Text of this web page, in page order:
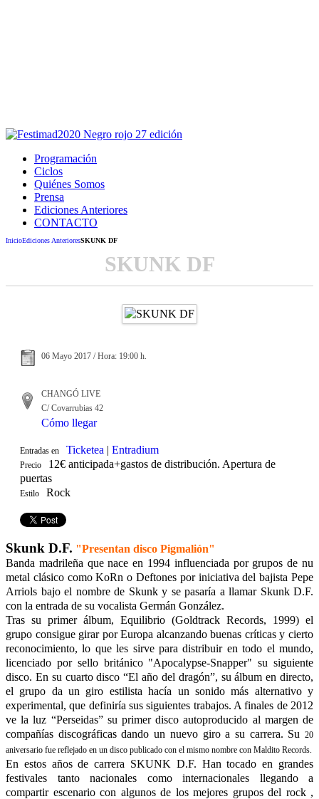
Programación
Ciclos
Quiénes Somos
Prensa
Ediciones Anteriores
CONTACTO
InicioEdiciones AnterioresSKUNK DF
SKUNK DF
06 Mayo 2017 / Hora: 19:00 h.
CHANGÓ LIVE
C/ Covarrubias 42
Cómo llegar
Entradas en Ticketea | Entradium
Precio
12€ anticipada+gastos de distribución. Apertura de
puertas
Estilo Rock
Skunk D.F. "Presentan disco Pigmalión"
Banda madrileña que nace en 1994 influenciada por grupos de nu
metal clásico como KoRn o Deftones por iniciativa del bajista Pepe
Arriols bajo el nombre de Skunk y se pasaría a llamar Skunk D.F.
con la entrada de su vocalista Germán González.
Tras su primer álbum, Equilibrio (Goldtrack Records, 1999) el
grupo consigue girar por Europa alcanzando buenas críticas y cierto
reconocimiento, lo que les sirve para distribuir en todo el mundo,
licenciado por sello británico "Apocalypse-Snapper" su siguiente
disco. En su cuarto disco “El año del dragón”, su álbum en directo,
el grupo da un giro estilista hacía un sonido más alternativo y
experimental, que definiría sus siguientes trabajos. A finales de 2012
ve la luz “Perseidas” su primer disco autoproducido al margen de
compañías discográficas dando un nuevo giro a su carrera. Su 20
aniversario fue reflejado en un disco publicado con el mismo nombre con Maldito Records.
En estos años de carrera SKUNK D.F. Han tocado en grandes
festivales tanto nacionales como internacionales llegando a
compartir escenario con algunos de los mejores grupos del rock ,